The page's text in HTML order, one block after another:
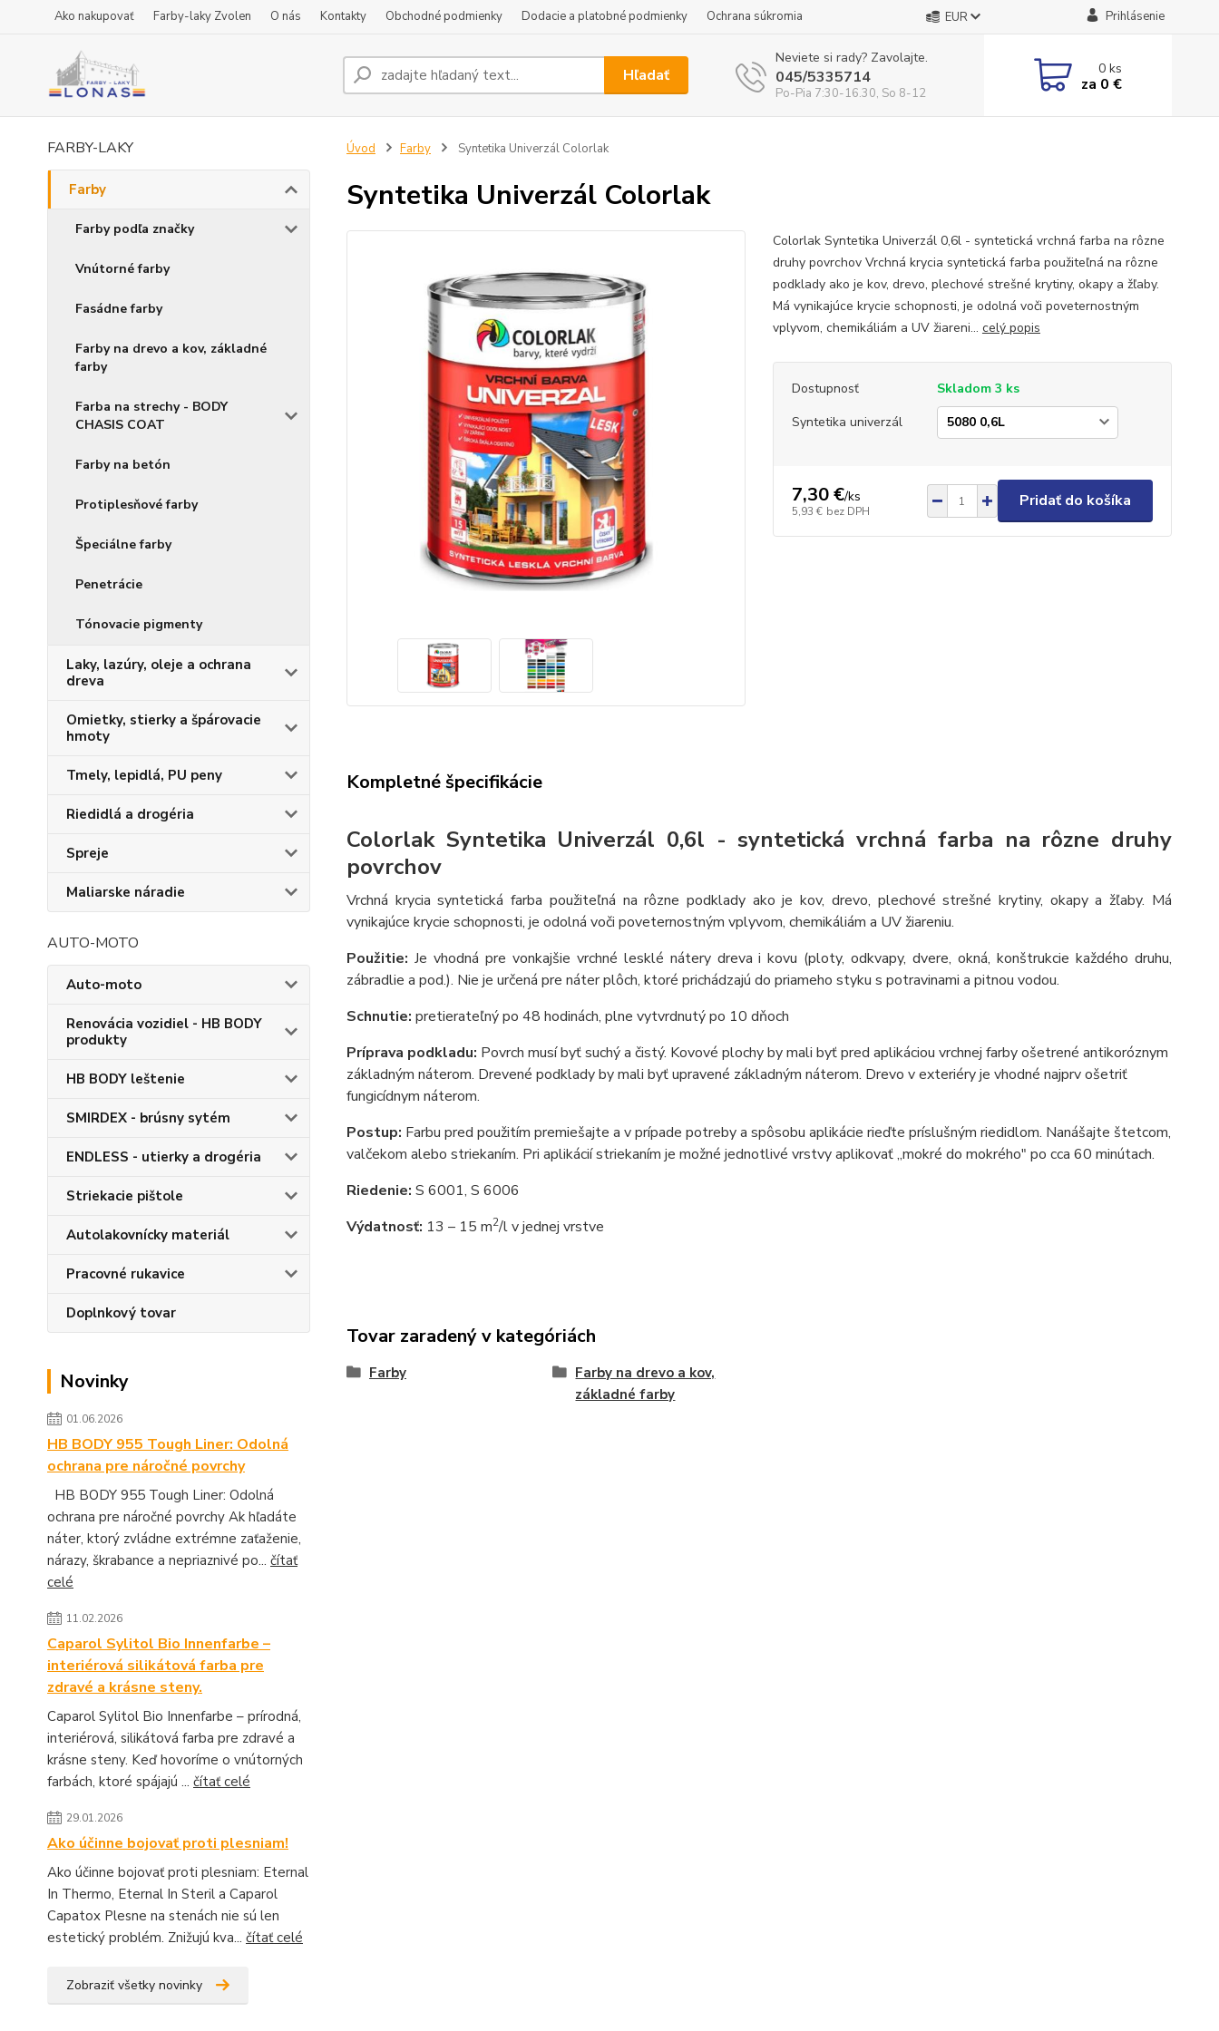
Ako nakupovať Farby-laky Zvolen O nás Kontakty Obchodné podmienky Dodacie a platobné podmienky Ochrana súkromia EUR Prihlásenie
Hľadať
Neviete si rady? Zavolajte.
045/5335714
Po-Pia 7:30-16.30, So 8-12
0ks
za 0 €
FARBY-LAKY
Farby
Farby podľa značky
Vnútorné farby
Fasádne farby
Farby na drevo a kov, základné
farby
Farba na strechy - BODY
CHASIS COAT
Farby na betón
Protiplesňové farby
Špeciálne farby
Penetrácie
Tónovacie pigmenty
Laky, lazúry, oleje a ochrana
dreva
Omietky, stierky a špárovacie
hmoty
Tmely, lepidlá, PU peny
Riedidlá a drogéria
Spreje
Maliarske náradie
AUTO-MOTO
Auto-moto
Renovácia vozidiel - HB BODY
produkty
HB BODY leštenie
SMIRDEX - brúsny sytém
ENDLESS - utierky a drogéria
Striekacie pištole
Autolakovnícky materiál
Pracovné rukavice
Doplnkový tovar
Novinky
01.06.2026
HB BODY 955 Tough Liner: Odolná
ochrana pre náročné povrchy
HB BODY 955 Tough Liner: Odolná
ochrana pre náročné povrchy Ak hľadáte
náter, ktorý zvládne extrémne zaťaženie,
nárazy, škrabance a nepriaznivé po... čítať
celé
11.02.2026
Caparol Sylitol Bio Innenfarbe –
interiérová silikátová farba pre
zdravé a krásne steny.
Caparol Sylitol Bio Innenfarbe – prírodná,
interiérová, silikátová farba pre zdravé a
krásne steny. Keď hovoríme o vnútorných
farbách, ktoré spájajú ... čítať celé
29.01.2026
Ako účinne bojovať proti plesniam!
Ako účinne bojovať proti plesniam: Eternal
In Thermo, Eternal In Steril a Caparol
Capatox Plesne na stenách nie sú len
estetický problém. Znižujú kva... čítať celé
Zobraziť všetky novinky
Úvod Farby Syntetika Univerzál Colorlak
Syntetika Univerzál Colorlak
Colorlak Syntetika Univerzál 0,6l - syntetická vrchná farba na rôzne
druhy povrchov Vrchná krycia syntetická farba použiteľná na rôzne
podklady ako je kov, drevo, plechové strešné krytiny, okapy a žľaby.
Má vynikajúce krycie schopnosti, je odolná voči poveternostným
vplyvom, chemikáliám a UV žiareni... celý popis
Dostupnosť
Skladom 3 ks
Syntetika univerzál
7,30 €/ks
5,93 € bez DPH
Pridať do košíka
Kompletné špecifikácie
Colorlak Syntetika Univerzál 0,6l - syntetická vrchná farba na rôzne druhy
povrchov
Vrchná krycia syntetická farba použiteľná na rôzne podklady ako je kov, drevo, plechové strešné krytiny, okapy a žľaby. Má
vynikajúce krycie schopnosti, je odolná voči poveternostným vplyvom, chemikáliám a UV žiareniu.
Použitie: Je vhodná pre vonkajšie vrchné lesklé nátery dreva i kovu (ploty, odkvapy, dvere, okná, konštrukcie každého druhu,
zábradlie a pod.). Nie je určená pre náter plôch, ktoré prichádzajú do priameho styku s potravinami a pitnou vodou.
Schnutie: pretierateľný po 48 hodinách, plne vytvrdnutý po 10 dňoch
Príprava podkladu: Povrch musí byť suchý a čistý. Kovové plochy by mali byť pred aplikáciou vrchnej farby ošetrené antikoróznym
základným náterom. Drevené podklady by mali byť upravené základným náterom. Drevo v exteriéry je vhodné najprv ošetriť
fungicídnym náterom.
Postup: Farbu pred použitím premiešajte a v prípade potreby a spôsobu aplikácie rieďte príslušným riedidlom. Nanášajte štetcom,
valčekom alebo striekaním. Pri aplikácií striekaním je možné jednotlivé vrstvy aplikovať ,,mokré do mokrého" po cca 60 minútach.
Riedenie: S 6001, S 6006
Výdatnosť: 13 – 15 m2/l v jednej vrstve
Tovar zaradený v kategóriách
Farby
Farby na drevo a kov,
základné farby